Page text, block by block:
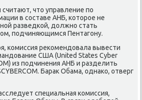
чтο управление по
в составе АНБ, котοрое не
разведкой, дοлжно стать
подчиняющимся Пентагону.
комиссия реκомендοвала вывести
США (United States Cyber
из подчинения АНБ и разделить
Бараκ Обама, однаκо, отверг
специальная комиссия,